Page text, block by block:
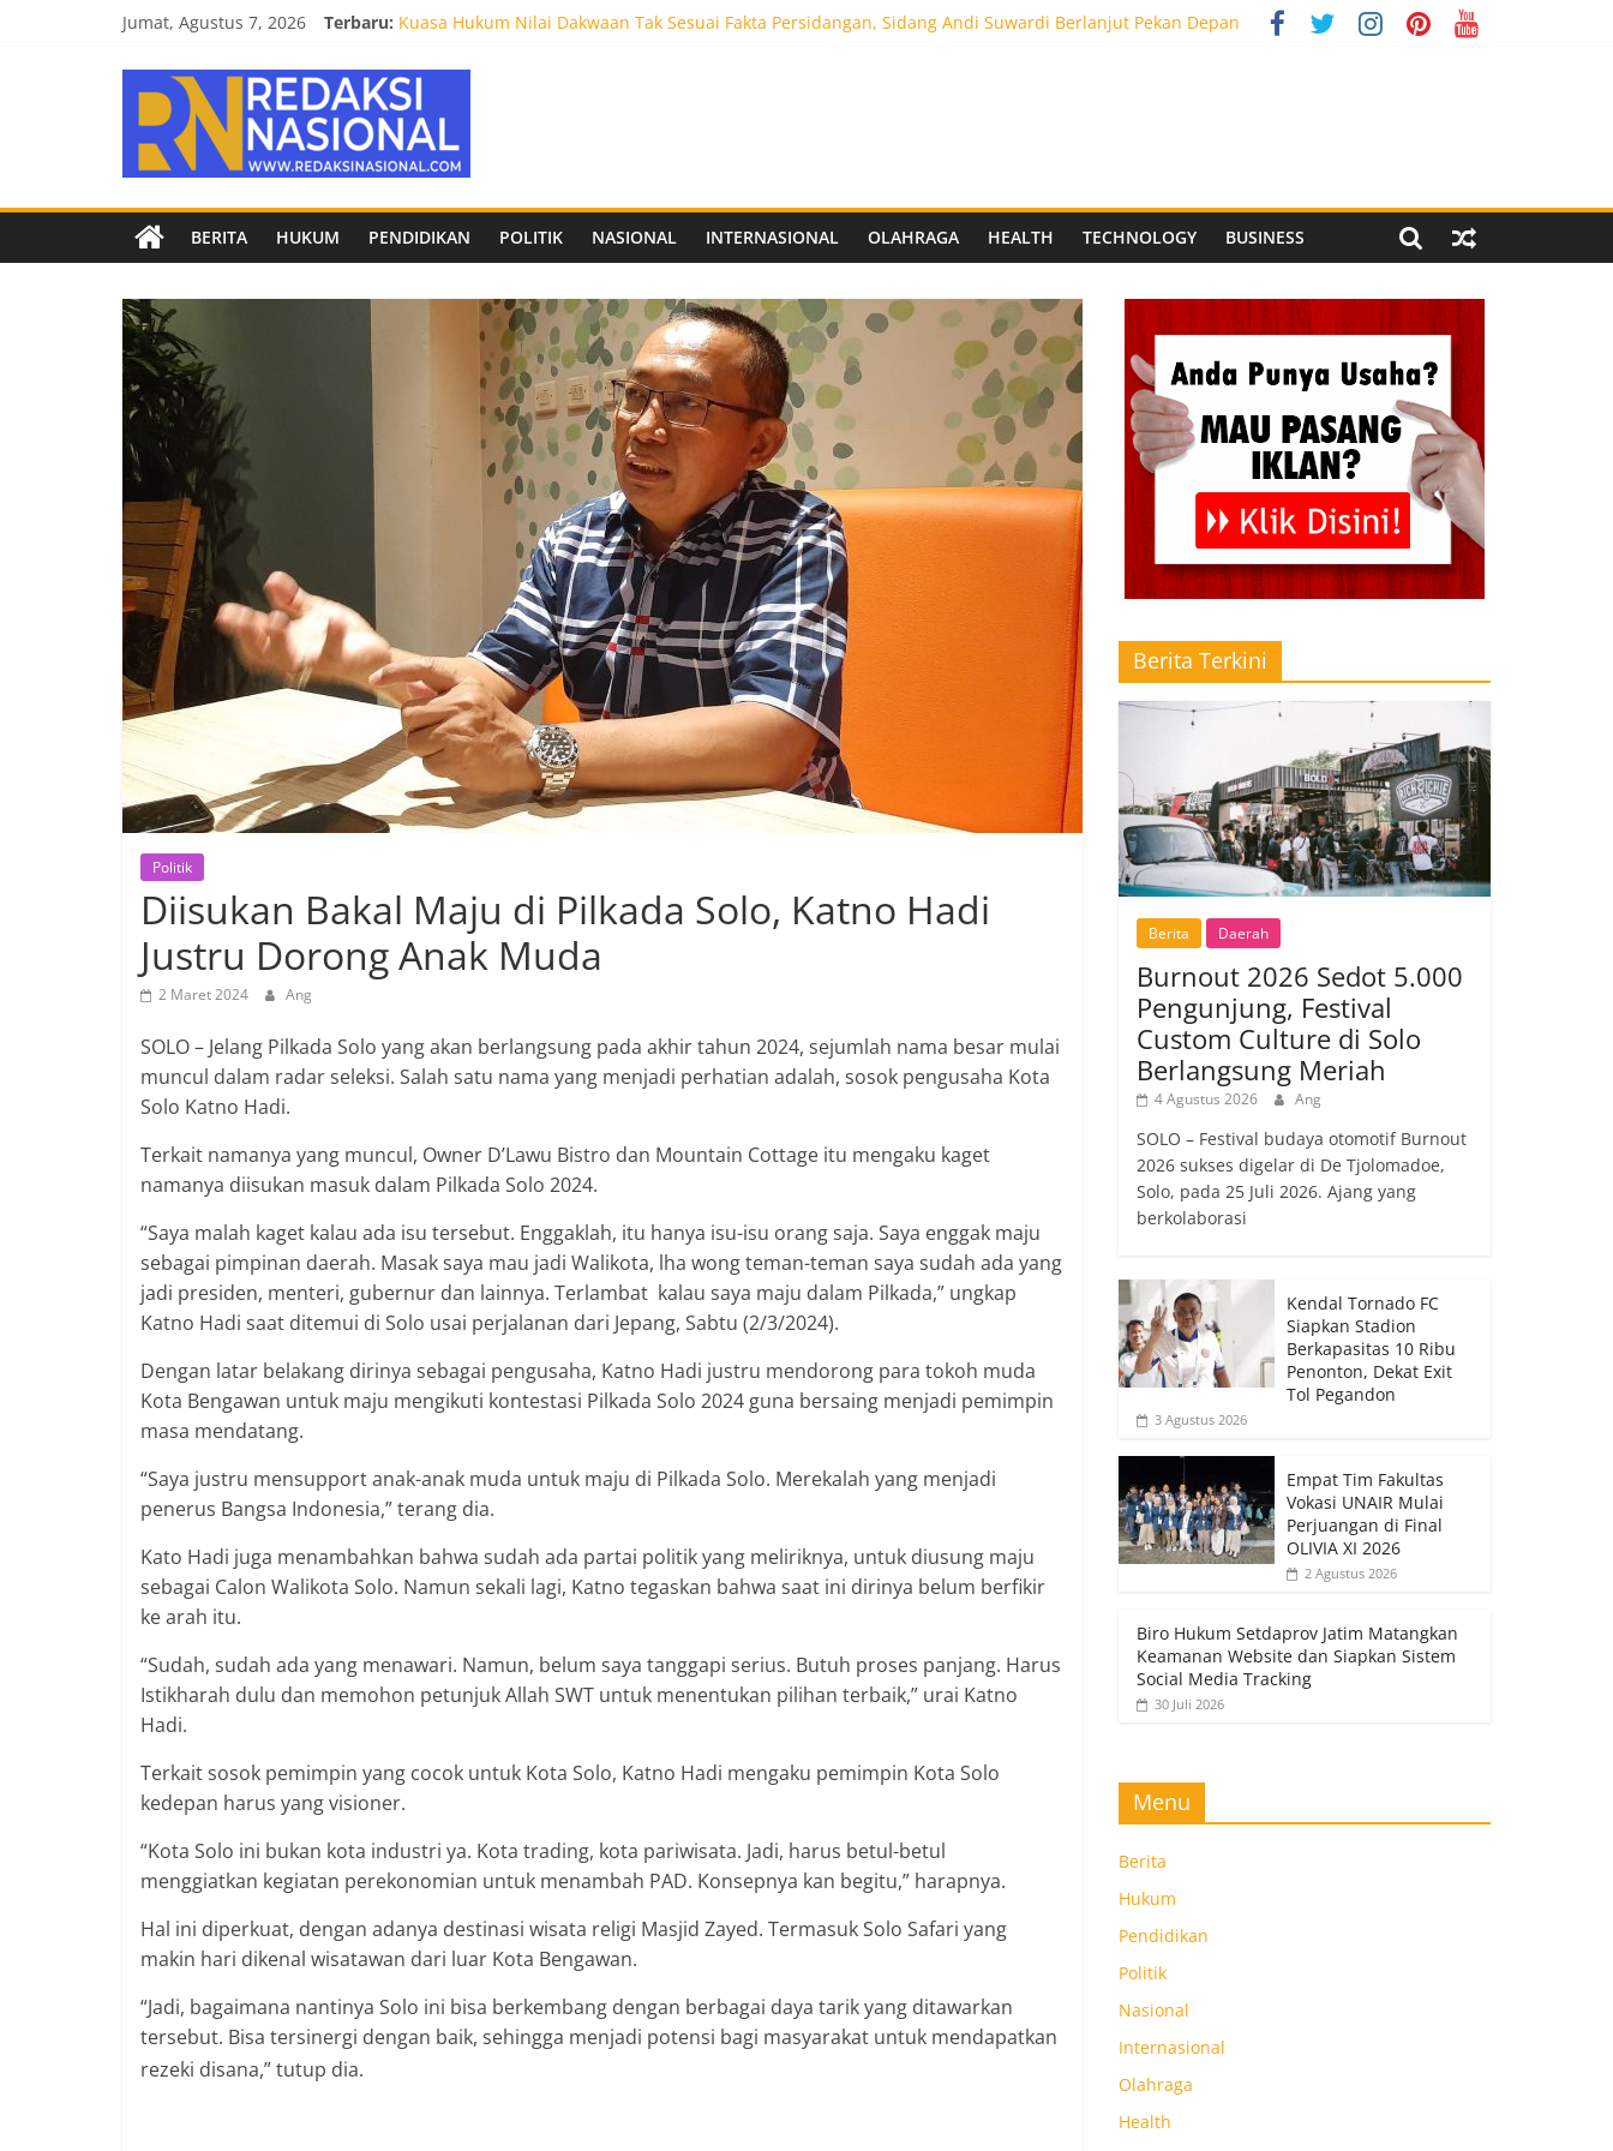
Jumat, Agustus 7, 2026 Terbaru: Kuasa Hukum Nilai Dakwaan Tak Sesuai Fakta Persidangan, Sidang Andi Suwardi Berlanjut Pekan Depan
Kendal Tornado FC Siapkan Stadion Berkapasitas 10 Ribu Penonton, Dekat Exit Tol Pegandon
Empat Tim Fakultas Vokasi UNAIR Mulai Perjuangan di Final OLIVIA XI 2026
Biro Hukum Setdaprov Jatim Matangkan Keamanan Website dan Siapkan Sistem Social Media Tracking
Redaksi
Nasional
Berita
terpercaya
netral
BERITA HUKUM PENDIDIKAN POLITIK NASIONAL INTERNASIONAL OLAHRAGA HEALTH TECHNOLOGY BUSINESS
Politik
Diisukan Bakal Maju di Pilkada Solo, Katno Hadi
Justru Dorong Anak Muda
2 Maret 2024 Ang
SOLO – Jelang Pilkada Solo yang akan berlangsung pada akhir tahun 2024, sejumlah nama besar mulai
muncul dalam radar seleksi. Salah satu nama yang menjadi perhatian adalah, sosok pengusaha Kota
Solo Katno Hadi.
Terkait namanya yang muncul, Owner D’Lawu Bistro dan Mountain Cottage itu mengaku kaget
namanya diisukan masuk dalam Pilkada Solo 2024.
“Saya malah kaget kalau ada isu tersebut. Enggaklah, itu hanya isu-isu orang saja. Saya enggak maju
sebagai pimpinan daerah. Masak saya mau jadi Walikota, lha wong teman-teman saya sudah ada yang
jadi presiden, menteri, gubernur dan lainnya. Terlambat kalau saya maju dalam Pilkada,” ungkap
Katno Hadi saat ditemui di Solo usai perjalanan dari Jepang, Sabtu (2/3/2024).
Dengan latar belakang dirinya sebagai pengusaha, Katno Hadi justru mendorong para tokoh muda
Kota Bengawan untuk maju mengikuti kontestasi Pilkada Solo 2024 guna bersaing menjadi pemimpin
masa mendatang.
“Saya justru mensupport anak-anak muda untuk maju di Pilkada Solo. Merekalah yang menjadi
penerus Bangsa Indonesia,” terang dia.
Kato Hadi juga menambahkan bahwa sudah ada partai politik yang meliriknya, untuk diusung maju
sebagai Calon Walikota Solo. Namun sekali lagi, Katno tegaskan bahwa saat ini dirinya belum berfikir
ke arah itu.
“Sudah, sudah ada yang menawari. Namun, belum saya tanggapi serius. Butuh proses panjang. Harus
Istikharah dulu dan memohon petunjuk Allah SWT untuk menentukan pilihan terbaik,” urai Katno
Hadi.
Terkait sosok pemimpin yang cocok untuk Kota Solo, Katno Hadi mengaku pemimpin Kota Solo
kedepan harus yang visioner.
“Kota Solo ini bukan kota industri ya. Kota trading, kota pariwisata. Jadi, harus betul-betul
menggiatkan kegiatan perekonomian untuk menambah PAD. Konsepnya kan begitu,” harapnya.
Hal ini diperkuat, dengan adanya destinasi wisata religi Masjid Zayed. Termasuk Solo Safari yang
makin hari dikenal wisatawan dari luar Kota Bengawan.
“Jadi, bagaimana nantinya Solo ini bisa berkembang dengan berbagai daya tarik yang ditawarkan
tersebut. Bisa tersinergi dengan baik, sehingga menjadi potensi bagi masyarakat untuk mendapatkan
rezeki disana,” tutup dia.
Berita Terkini
Berita Daerah
Burnout 2026 Sedot 5.000
Pengunjung, Festival
Custom Culture di Solo
Berlangsung Meriah
4 Agustus 2026 Ang
SOLO – Festival budaya otomotif Burnout
2026 sukses digelar di De Tjolomadoe,
Solo, pada 25 Juli 2026. Ajang yang
berkolaborasi
Kendal Tornado FC
Siapkan Stadion
Berkapasitas 10 Ribu
Penonton, Dekat Exit
Tol Pegandon
3 Agustus 2026
Empat Tim Fakultas
Vokasi UNAIR Mulai
Perjuangan di Final
OLIVIA XI 2026
2 Agustus 2026
Biro Hukum Setdaprov Jatim Matangkan
Keamanan Website dan Siapkan Sistem
Social Media Tracking
30 Juli 2026
Menu
Berita
Hukum
Pendidikan
Politik
Nasional
Internasional
Olahraga
Health